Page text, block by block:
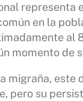
representa
en la
al
momento de
migraña, este
pero su